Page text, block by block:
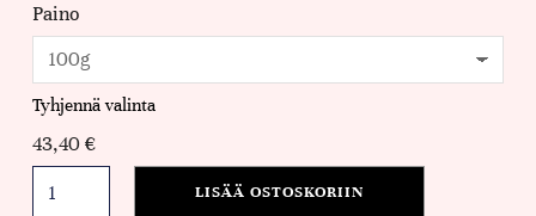
Paino
Tyhjennä valinta
43,40€
LISÄÄ OSTOSKORIIN